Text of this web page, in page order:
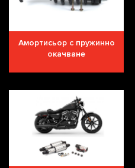
Амортисьор с пружинно
окачване